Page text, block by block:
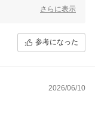
だき本当に嬉しい限り
ば幸いです。
にショップまでお問い
します。
さらに表示
参考になった
2026/06/10